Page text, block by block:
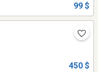
99 $
450 $